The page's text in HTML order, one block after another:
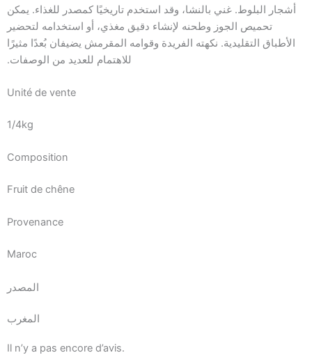
أشجار البلوط. غني بالنشا، وقد استخدم تاريخيًا كمصدر للغذاء. يمكن
تحميص الجوز وطحنه لإنشاء دقيق مغذي، أو استخدامه لتحضير
الأطباق التقليدية. نكهته الفريدة وقوامه المقرمش يضيفان بُعدًا مثيرًا
للاهتمام للعديد من الوصفات.
Unité de vente
1/4kg
Composition
Fruit de chêne
Provenance
Maroc
المصدر
المغرب
Il n’y a pas encore d’avis.